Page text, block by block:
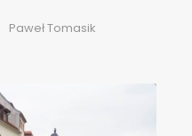
Paweł Tomasik